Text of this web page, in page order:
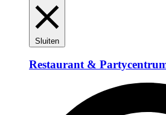
Sluiten
Restaurant &